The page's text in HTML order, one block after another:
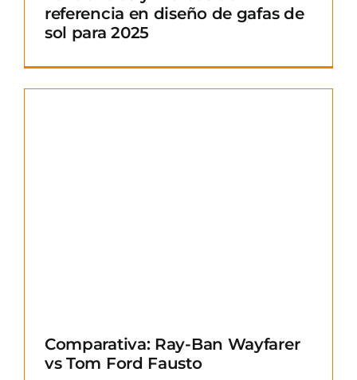
referencia en diseño de gafas de
sol para 2025
Comparativa: Ray-Ban Wayfarer
vs Tom Ford Fausto